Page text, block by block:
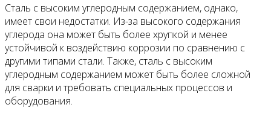
Сталь с высоким углеродным содержанием, однако,
имеет свои недостатки. Из-за высокого содержания
углерода она может быть более хрупкой и менее
устойчивой к воздействию коррозии по сравнению с
другими типами стали. Также, сталь с высоким
углеродным содержанием может быть более сложной
для сварки и требовать специальных процессов и
оборудования.